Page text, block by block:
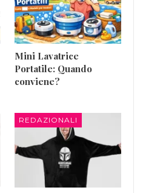
Mini Lavatrice
Portatile: Quando
conviene?
REDAZIONALI